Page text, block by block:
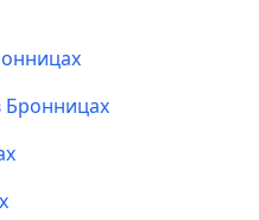
Бронницах